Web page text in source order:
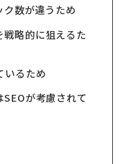
数が違うため
略的に狙えるた
いるため
が考慮されて